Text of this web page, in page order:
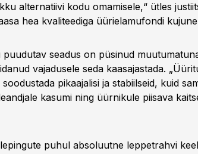
alternatiivi kodu omamisele,“ ütles
hea kvaliteediga üürielamufondi
seadus on püsinud
vajadusele seda kaasajastada.
pikaajalisi ja stabiilseid, kuid
kasumi ning üürnikule piisava
puhul absoluutne leppetrahvi